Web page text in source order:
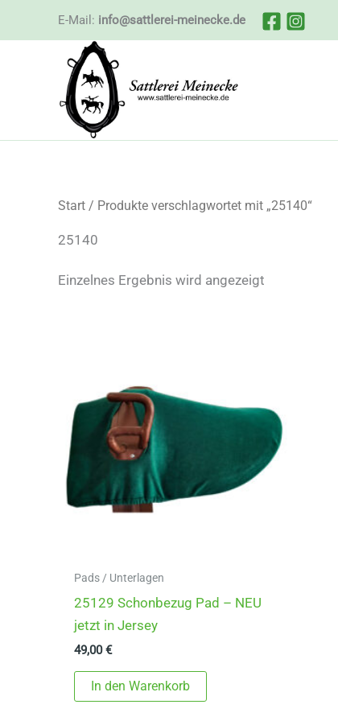
E-Mail: info@sattlerei-meinecke.de
Start / Produkte verschlagwortet mit „25140“
25140
Einzelnes Ergebnis wird angezeigt
Pads / Unterlagen
25129 Schonbezug Pad – NEU
jetzt in Jersey
49,00€
In den Warenkorb